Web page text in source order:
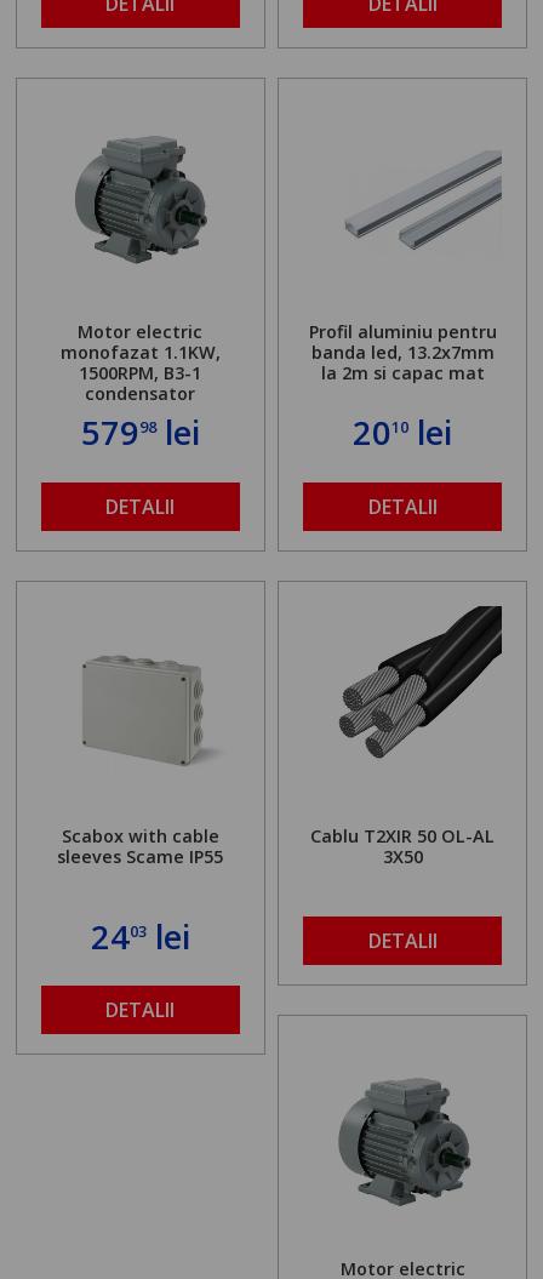
Motor electric
monofazat 1.1KW,
1500RPM, B3-1
condensator
57998lei
DETALII
Profil aluminiu pentru
banda led, 13.2x7mm
la 2m si capac mat
2010 lei
DETALII
Scabox with cable
sleeves Scame IP55
2403lei
DETALII
Cablu T2XIR 50 OL-AL
3X50
DETALII
Motor electric